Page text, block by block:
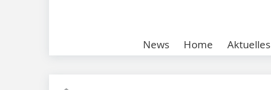
News Home Aktuelles